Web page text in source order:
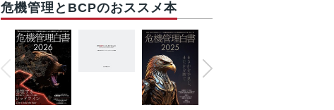
危機管理とBCPのおススメ本